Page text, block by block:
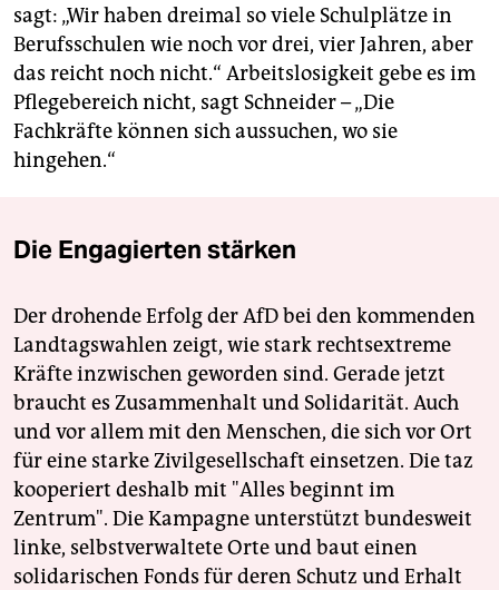
sagt: „Wir haben dreimal so viele Schulplätze in
Berufsschulen wie noch vor drei, vier Jahren, aber
das reicht noch nicht.“ Arbeitslosigkeit gebe es im
Pflegebereich nicht, sagt Schneider – „Die
Fachkräfte können sich aussuchen, wo sie
hingehen.“
Die Engagierten stärken
Der drohende Erfolg der AfD bei den kommenden
Landtagswahlen zeigt, wie stark rechtsextreme
Kräfte inzwischen geworden sind. Gerade jetzt
braucht es Zusammenhalt und Solidarität. Auch
und vor allem mit den Menschen, die sich vor Ort
für eine starke Zivilgesellschaft einsetzen. Die taz
kooperiert deshalb mit "Alles beginnt im
Zentrum". Die Kampagne unterstützt bundesweit
linke, selbstverwaltete Orte und baut einen
solidarischen Fonds für deren Schutz und Erhalt